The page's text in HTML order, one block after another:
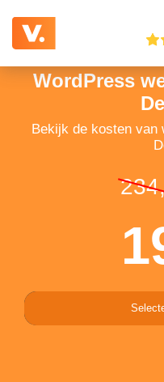
WordPress
Bekijk de kosten van